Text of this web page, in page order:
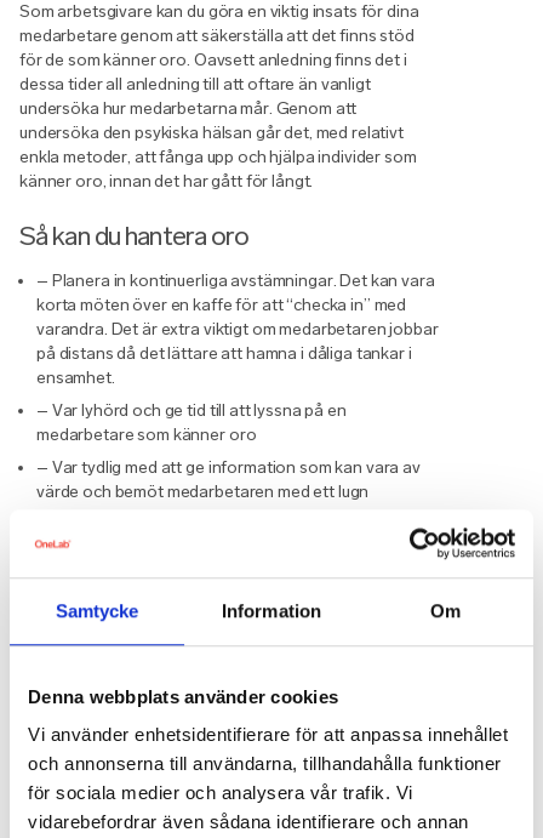
Samtycke Information Om
Denna webbplats använder cookies
Vi använder enhetsidentifierare för att anpassa innehållet
och annonserna till användarna, tillhandahålla funktioner
för sociala medier och analysera vår trafik. Vi
vidarebefordrar även sådana identifierare och annan
Som arbetsgivare kan du göra en viktig insats för dina
medarbetare genom att säkerställa att det finns stöd
för de som känner oro. Oavsett anledning finns det i
dessa tider all anledning till att oftare än vanligt
undersöka hur medarbetarna mår. Genom att
undersöka den psykiska hälsan går det, med relativt
enkla metoder, att fånga upp och hjälpa individer som
känner oro, innan det har gått för långt.
Så kan du hantera oro
– Planera in kontinuerliga avstämningar. Det kan vara
korta möten över en kaffe för att “checka in” med
varandra. Det är extra viktigt om medarbetaren jobbar
på distans då det lättare att hamna i dåliga tankar i
ensamhet.
– Var lyhörd och ge tid till att lyssna på en
medarbetare som känner oro
– Var tydlig med att ge information som kan vara av
värde och bemöt medarbetaren med ett lugn
– Säkerställ att medarbetarna vet vart de kan vända
sig om de känner oro
Effektiva verktyg för att upptäcka oro
En digital hälsokoll är ett enkelt och effektivt verktyg
er organisation, oavsett om era medarbetare befinner